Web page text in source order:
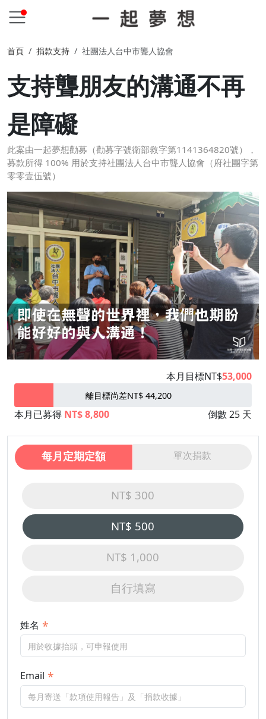
首頁 捐款支持 社團法人台中市聾人協會
支持聾朋友的溝通不再
是障礙
此案由一起夢想勸募（勸募字號衛部救字第1141364820號），
募款所得 100% 用於支持社團法人台中市聾人協會（府社團字第
零零壹伍號）
本月目標NT$53,000
離目標尚差NT$ 44,200
本月已募得 NT$ 8,800 倒數 25 天
每月定期定額 單次捐款
NT$ 300
NT$ 500
NT$ 1,000
自行填寫
姓名
Email